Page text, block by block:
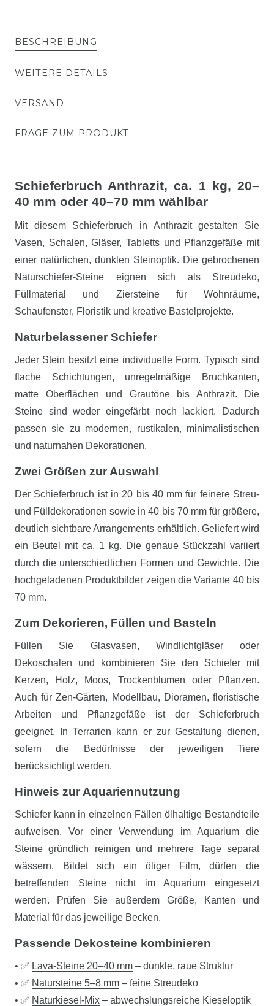
BESCHREIBUNG
WEITERE DETAILS
VERSAND
FRAGE ZUM PRODUKT
Schieferbruch Anthrazit, ca. 1 kg, 20–
40 mm oder 40–70 mm wählbar
Mit diesem Schieferbruch in Anthrazit gestalten Sie
Vasen, Schalen, Gläser, Tabletts und Pflanzgefäße mit
einer natürlichen, dunklen Steinoptik. Die gebrochenen
Naturschiefer-Steine eignen sich als Streudeko,
Füllmaterial und Ziersteine für Wohnräume,
Schaufenster, Floristik und kreative Bastelprojekte.
Naturbelassener Schiefer
Jeder Stein besitzt eine individuelle Form. Typisch sind
flache Schichtungen, unregelmäßige Bruchkanten,
matte Oberflächen und Grautöne bis Anthrazit. Die
Steine sind weder eingefärbt noch lackiert. Dadurch
passen sie zu modernen, rustikalen, minimalistischen
und naturnahen Dekorationen.
Zwei Größen zur Auswahl
Der Schieferbruch ist in 20 bis 40 mm für feinere Streu-
und Fülldekorationen sowie in 40 bis 70 mm für größere,
deutlich sichtbare Arrangements erhältlich. Geliefert wird
ein Beutel mit ca. 1 kg. Die genaue Stückzahl variiert
durch die unterschiedlichen Formen und Gewichte. Die
hochgeladenen Produktbilder zeigen die Variante 40 bis
70 mm.
Zum Dekorieren, Füllen und Basteln
Füllen Sie Glasvasen, Windlichtgläser oder
Dekoschalen und kombinieren Sie den Schiefer mit
Kerzen, Holz, Moos, Trockenblumen oder Pflanzen.
Auch für Zen-Gärten, Modellbau, Dioramen, floristische
Arbeiten und Pflanzgefäße ist der Schieferbruch
geeignet. In Terrarien kann er zur Gestaltung dienen,
sofern die Bedürfnisse der jeweiligen Tiere
berücksichtigt werden.
Hinweis zur Aquariennutzung
Schiefer kann in einzelnen Fällen ölhaltige Bestandteile
aufweisen. Vor einer Verwendung im Aquarium die
Steine gründlich reinigen und mehrere Tage separat
wässern. Bildet sich ein öliger Film, dürfen die
betreffenden Steine nicht im Aquarium eingesetzt
werden. Prüfen Sie außerdem Größe, Kanten und
Material für das jeweilige Becken.
Passende Dekosteine kombinieren
• ✅ Lava-Steine 20–40 mm – dunkle, raue Struktur
• ✅ Natursteine 5–8 mm – feine Streudeko
• ✅ Naturkiesel-Mix – abwechslungsreiche Kieseloptik